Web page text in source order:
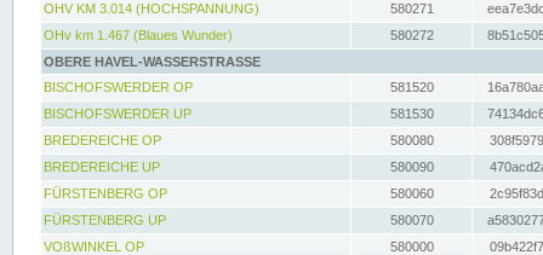
OHV KM 3.014 (HOCHSPANNUNG)
580271
OHv km 1.467 (Blaues Wunder)
580272
OBERE HAVEL-WASSERSTRASSE
BISCHOFSWERDER OP
581520
BISCHOFSWERDER UP
581530
BREDEREICHE OP
580080
BREDEREICHE UP
580090
FÜRSTENBERG OP
580060
FÜRSTENBERG UP
580070
VOßWINKEL OP
580000